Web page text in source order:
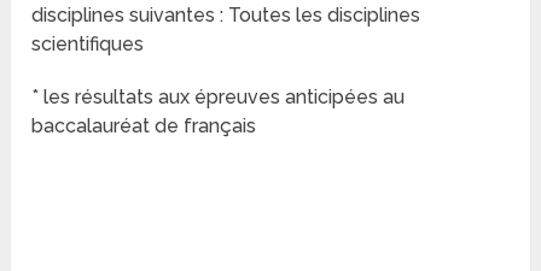
disciplines suivantes : Toutes les disciplines
scientifiques
* les résultats aux épreuves anticipées au
baccalauréat de français